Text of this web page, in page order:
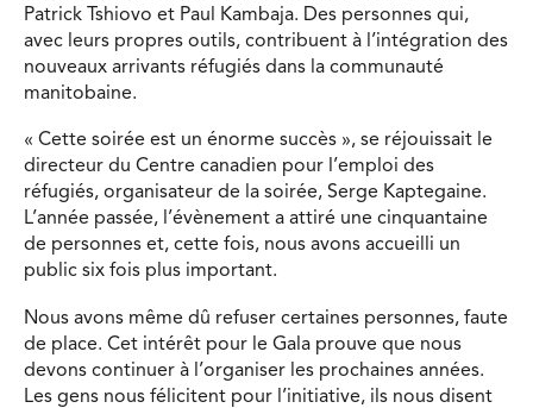
Patrick Tshiovo et Paul Kambaja. Des personnes qui,
avec leurs propres outils, contribuent à l’intégration des
nouveaux arrivants réfugiés dans la communauté
manitobaine.
« Cette soirée est un énorme succès », se réjouissait le
directeur du Centre canadien pour l’emploi des
réfugiés, organisateur de la soirée, Serge Kaptegaine.
L’année passée, l’évènement a attiré une cinquantaine
de personnes et, cette fois, nous avons accueilli un
public six fois plus important.
Nous avons même dû refuser certaines personnes, faute
de place. Cet intérêt pour le Gala prouve que nous
devons continuer à l’organiser les prochaines années.
Les gens nous félicitent pour l’initiative, ils nous disent